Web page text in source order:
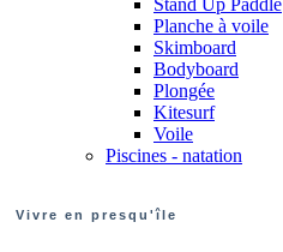
Stand Up Paddle
Planche à voile
Skimboard
Bodyboard
Plongée
Kitesurf
Voile
Piscines - natation
Vivre en presqu'île